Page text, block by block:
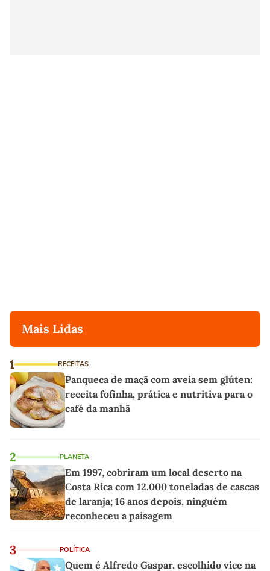
Mais Lidas
1 RECEITAS
Panqueca de maçã com aveia sem glúten:
receita fofinha, prática e nutritiva para o
café da manhã
2 PLANETA
Em 1997, cobriram um local deserto na
Costa Rica com 12.000 toneladas de cascas
de laranja; 16 anos depois, ninguém
reconheceu a paisagem
3 POLÍTICA
Quem é Alfredo Gaspar, escolhido vice na